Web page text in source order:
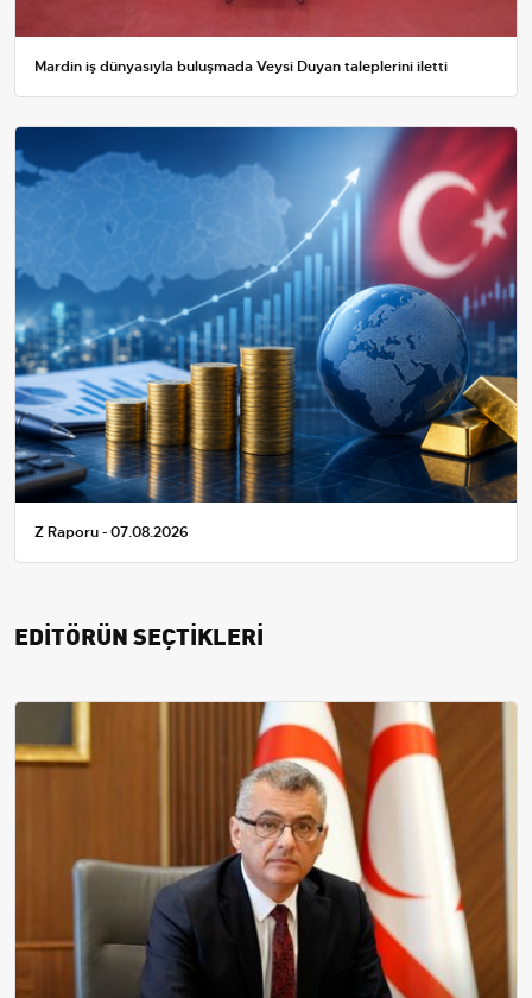
Mardin iş dünyasıyla buluşmada Veysi Duyan taleplerini iletti
Z Raporu - 07.08.2026
EDİTÖRÜN SEÇTİKLERİ